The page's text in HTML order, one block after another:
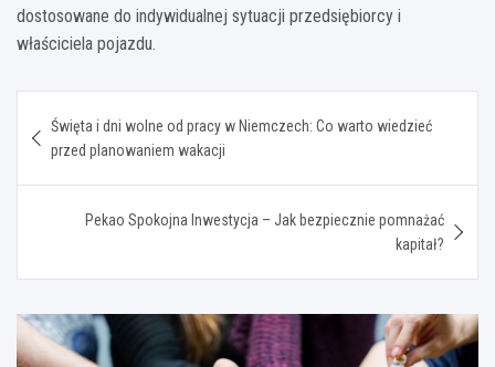
dostosowane do indywidualnej sytuacji przedsiębiorcy i
właściciela pojazdu.
wpisu
Święta i dni wolne od pracy w Niemczech: Co warto wiedzieć
przed planowaniem wakacji
Pekao Spokojna Inwestycja – Jak bezpiecznie pomnażać
kapitał?